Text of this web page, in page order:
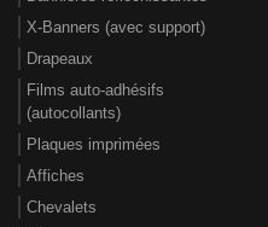
X-Banners (avec support)
Drapeaux
Films auto-adhésifs
(autocollants)
Plaques imprimées
Affiches
Chevalets